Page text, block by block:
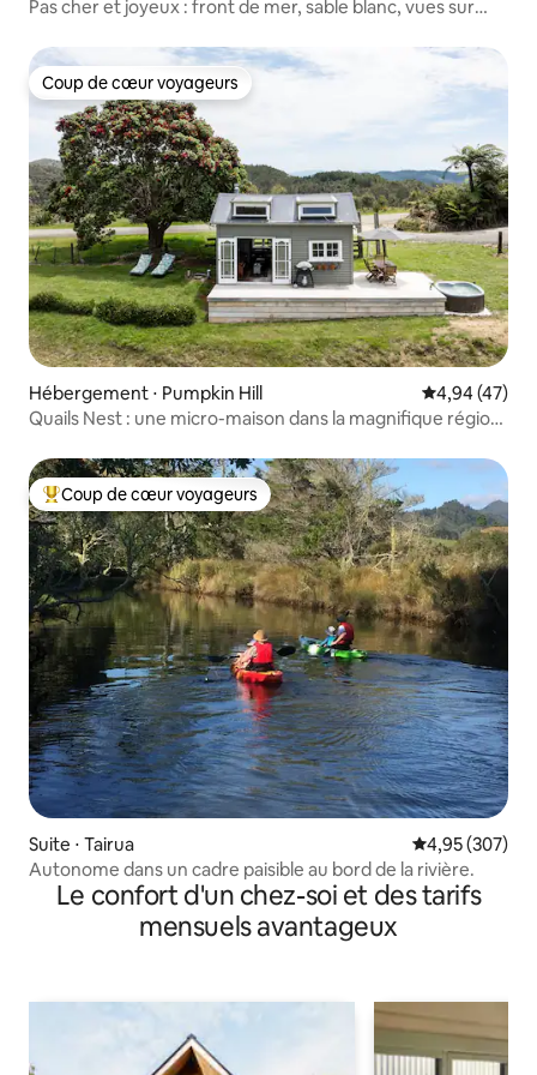
Pas cher et joyeux : front de mer, sable blanc, vues sur
Coup de cœur voyageurs
Coup de cœur voyageurs
Hébergement ⋅ Pumpkin Hill Évaluation
4,94 (47)
Quails Nest : une micro-maison dans la magnifique région
Coups de cœur voyageurs les plus appréciés
Coup de cœur voyageurs
Suite ⋅ Tairua Évaluation
4,95 (307)
Autonome dans un cadre paisible au bord de la rivière.
Le confort d'un chez-soi et des tarifs
mensuels avantageux